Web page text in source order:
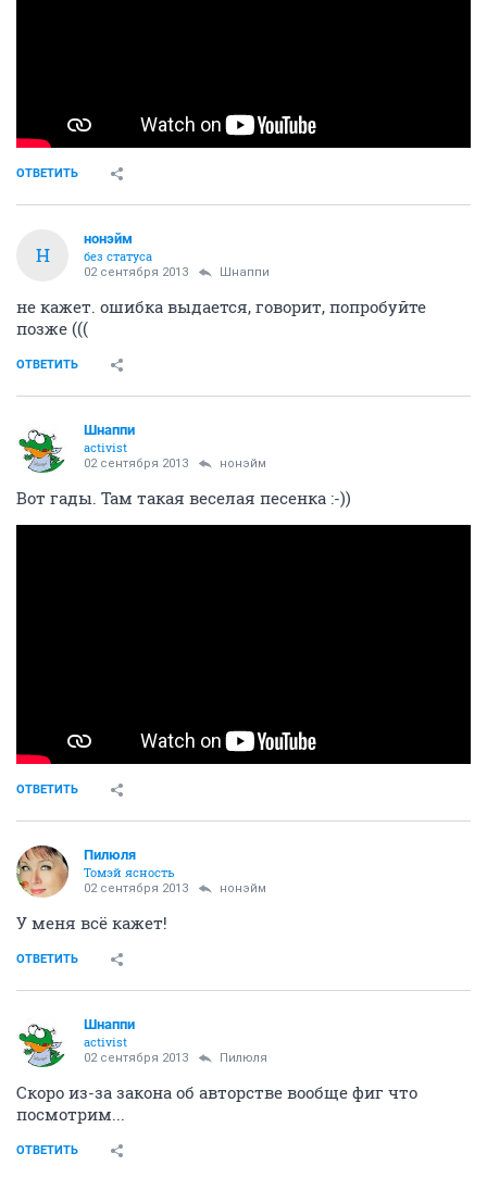
ОТВЕТИТЬ
Н
нонэйм
без статуса
02 сентября 2013 Шнаппи
не кажет. ошибка выдается, говорит, попробуйте
позже (((
ОТВЕТИТЬ
Шнаппи
activist
02 сентября 2013 нонэйм
Вот гады. Там такая веселая песенка :-))
ОТВЕТИТЬ
Пилюля
Томэй ясность
02 сентября 2013 нонэйм
У меня всё кажет!
ОТВЕТИТЬ
Шнаппи
activist
02 сентября 2013 Пилюля
Скоро из-за закона об авторстве вообще фиг что
посмотрим...
ОТВЕТИТЬ